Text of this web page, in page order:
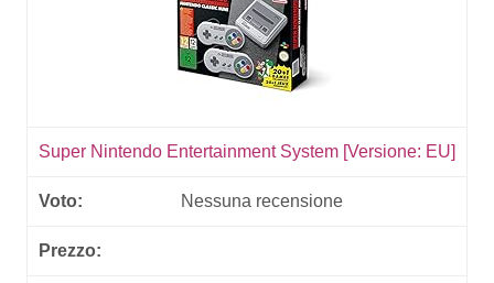
Super Nintendo Entertainment System [Versione: EU]
Nessuna recensione